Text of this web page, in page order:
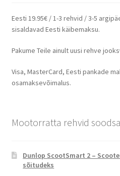
Eesti 19.95€ / 1-3 rehvid / 3-5
sisaldavad Eesti käibemaksu.
Pakume Teile ainult uusi rehve
Visa, MasterCard, Eesti pankade
osamaksevõimalus.
Mootorratta rehvid
Dunlop ScootSmart 2 –
sõitudeks